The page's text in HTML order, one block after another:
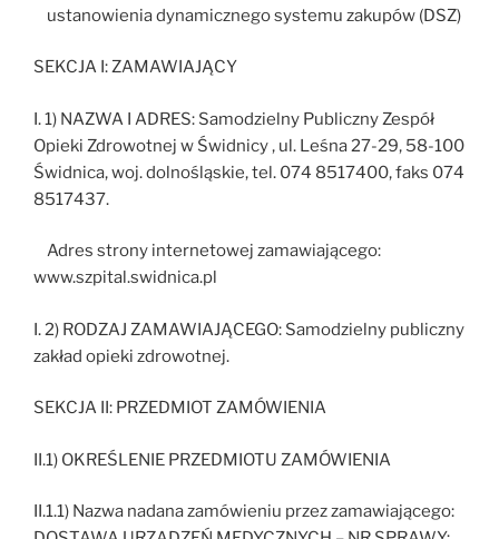
ustanowienia dynamicznego systemu zakupów (DSZ)
SEKCJA I: ZAMAWIAJĄCY
I. 1) NAZWA I ADRES: Samodzielny Publiczny Zespół
Opieki Zdrowotnej w Świdnicy , ul. Leśna 27-29, 58-100
Świdnica, woj. dolnośląskie, tel. 074 8517400, faks 074
8517437.
Adres strony internetowej zamawiającego:
www.szpital.swidnica.pl
I. 2) RODZAJ ZAMAWIAJĄCEGO: Samodzielny publiczny
zakład opieki zdrowotnej.
SEKCJA II: PRZEDMIOT ZAMÓWIENIA
II.1) OKREŚLENIE PRZEDMIOTU ZAMÓWIENIA
II.1.1) Nazwa nadana zamówieniu przez zamawiającego: